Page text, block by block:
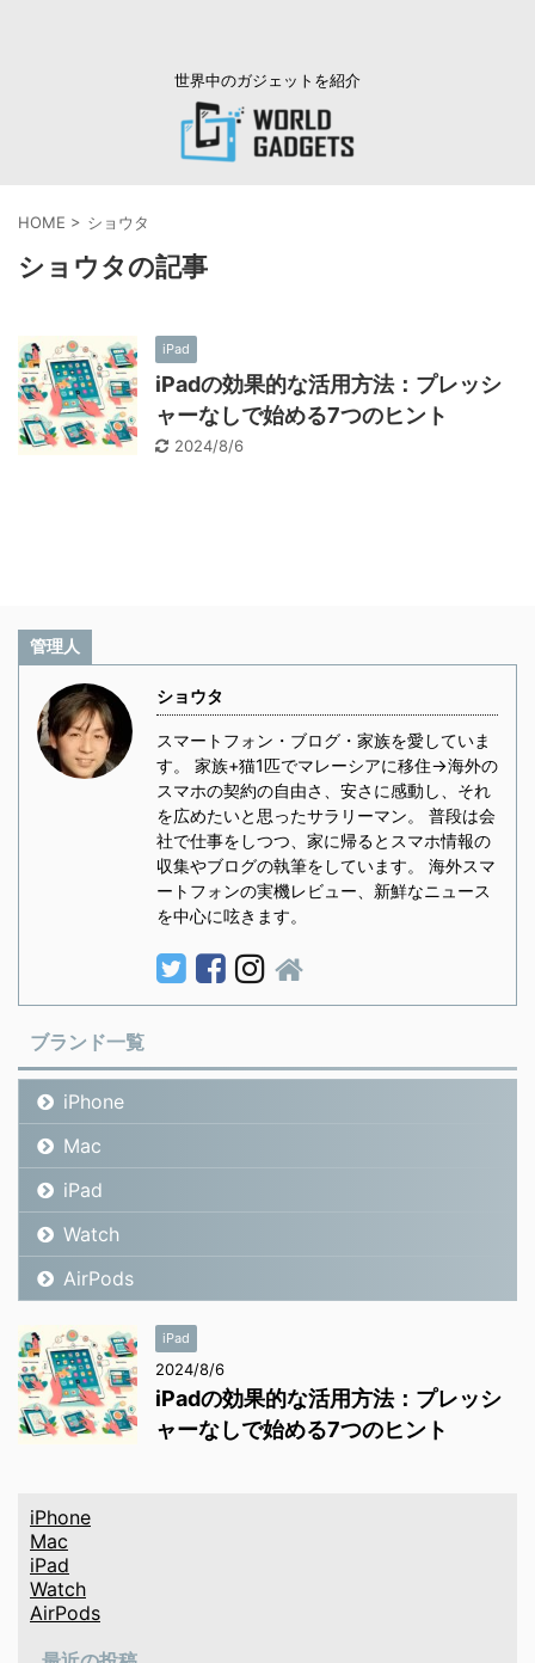
世界中のガジェットを紹介
HOME > ショウタ
ショウタの記事
iPad
iPadの効果的な活用方法：プレッシ
ャーなしで始める7つのヒント
2024/8/6
管理人
ショウタ
スマートフォン・ブログ・家族を愛していま
す。 家族+猫1匹でマレーシアに移住→海外の
スマホの契約の自由さ、安さに感動し、それ
を広めたいと思ったサラリーマン。 普段は会
社で仕事をしつつ、家に帰るとスマホ情報の
収集やブログの執筆をしています。 海外スマ
ートフォンの実機レビュー、新鮮なニュース
を中心に呟きます。
ブランド一覧
iPhone
Mac
iPad
Watch
AirPods
iPad
2024/8/6
iPadの効果的な活用方法：プレッシ
ャーなしで始める7つのヒント
iPhone
Mac
iPad
Watch
AirPods